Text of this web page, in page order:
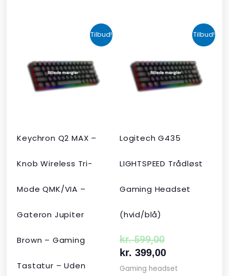
Tilbud!
Keychron Q2 MAX –
Knob Wireless Tri-
Mode QMK/VIA –
Gateron Jupiter
Brown – Gaming
Tastatur – Uden
oprindelige
pris
var:
kr. 2.190,00.
Den
aktuelle
pris
er:
kr. 1.465,00.
Tilbud!
Logitech G435
LIGHTSPEED Trådløst
Gaming Headset
(hvid/blå)
kr.599,00
oprindelige
pris
var:
kr. 599,00.
kr. 399,00
aktuelle
pris
er:
kr. 399,00.
Gaming headset